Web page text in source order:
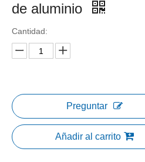
de aluminio
Cantidad:
Preguntar
Añadir al carrito